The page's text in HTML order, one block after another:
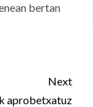
bertan
Next
aprobetxatuz